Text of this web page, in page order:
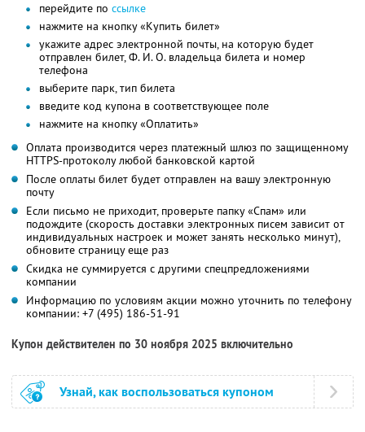
перейдите по ссылке
нажмите на кнопку «Купить билет»
укажите адрес электронной почты, на которую будет
отправлен билет,Ф. И. О.владельца билета и номер
телефона
выберите парк, тип билета
введите код купона в соответствующее поле
нажмите на кнопку «Оплатить»
Оплата производится через платежный шлюз по защищенному
HTTPS-протоколу любой банковской картой
После оплаты билет будет отправлен на вашу электронную
почту
Если письмо не приходит, проверьте папку «Спам» или
подождите (скорость доставки электронных писем зависит от
индивидуальных настроек и может занять несколько минут),
обновите страницу еще раз
Скидка не суммируется с другими спецпредложениями
компании
Информацию по условиям акции можно уточнить по телефону
компании: +7 (495) 186-51-91
Купон действителен по 30 ноября 2025 включительно
Узнай, как воспользоваться купоном